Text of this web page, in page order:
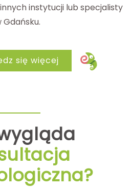
instytucji lub specjalisty
Gdańsku.
się więcej